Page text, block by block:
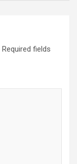
Required fields